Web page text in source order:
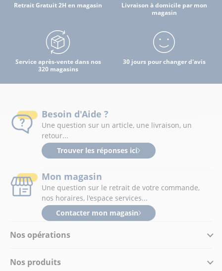
Retrait Gratuit 2H en magasin
Livraison à domicile par mon
magasin
Service après-vente dans nos
320 magasins
30 jours pour changer d'avis
Nos opérations
Nos produits
Besoin d'Aide ?
Une question sur un article, une livraison, un
retour...
Trouver les réponses ici
Mon magasin
Une question sur le retrait de votre commande,
nos horaires, l'espace services...
Contacter mon magasin